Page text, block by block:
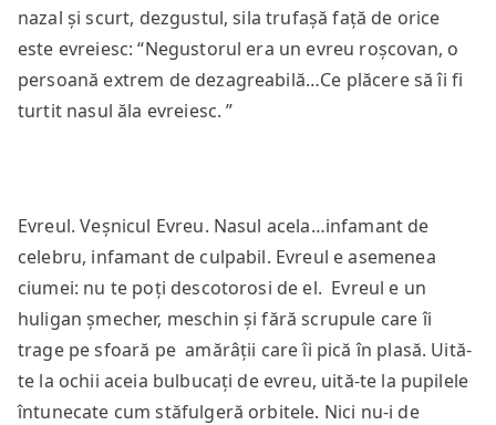
nazal și scurt, dezgustul, sila trufașă față de orice
este evreiesc: “Negustorul era un evreu roșcovan, o
persoană extrem de dezagreabilă…Ce plăcere să îi fi
turtit nasul ăla evreiesc. ”
Evreul. Veșnicul Evreu. Nasul acela…infamant de
celebru, infamant de culpabil. Evreul e asemenea
ciumei: nu te poți descotorosi de el. Evreul e un
huligan șmecher, meschin și fără scrupule care îi
trage pe sfoară pe amărâții care îi pică în plasă. Uită-
te la ochii aceia bulbucați de evreu, uită-te la pupilele
întunecate cum stăfulgeră orbitele. Nici nu-i de